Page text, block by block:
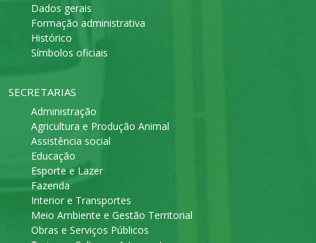
Dados gerais
Formação administrativa
Histórico
Símbolos oficiais
SECRETARIAS
Administração
Agricultura e Produção Animal
Assistência social
Educação
Esporte e Lazer
Fazenda
Interior e Transportes
Meio Ambiente e Gestão Territorial
Obras e Serviços Públicos